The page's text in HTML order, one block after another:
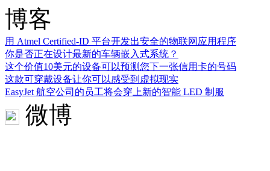
博客
用 Atmel Certified-ID 平台开发出安全的物联网应用程序
你是否正在设计最新的车辆嵌入式系统？
这个价值10美元的设备可以预测您下一张信用卡的号码
这款可穿戴设备让你可以感受到虚拟现实
EasyJet 航空公司的员工将会穿上新的智能 LED 制服
微博